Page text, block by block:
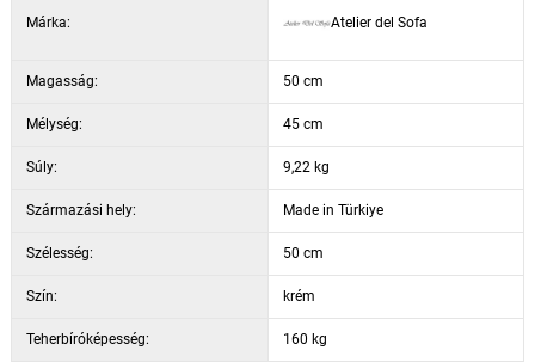
Márka: Atelier del Sofa
Magasság: 50 cm
Mélység: 45 cm
Súly: 9,22 kg
Származási hely: Made in Türkiye
Szélesség: 50 cm
Szín: krém
Teherbíróképesség: 160 kg